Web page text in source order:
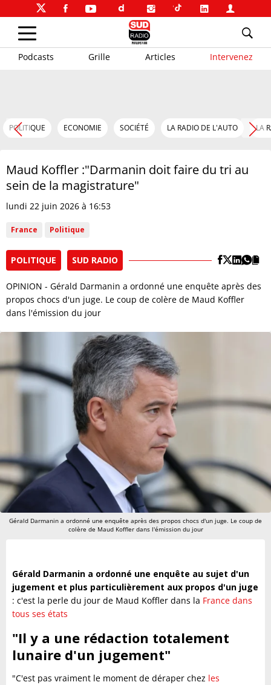
Podcasts Grille Articles Intervenez
POLITIQUE ECONOMIE SOCIÉTÉ LA RADIO DE L'AUTO LA
Maud Koffler :"Darmanin doit faire du tri au
sein de la magistrature"
lundi 22 juin 2026 à 16:53
France Politique
POLITIQUE SUD RADIO
OPINION - Gérald Darmanin a ordonné une enquête après des
propos chocs d'un juge. Le coup de colère de Maud Koffler
dans l'émission du jour
Gérald Darmanin a ordonné une enquête après des propos chocs d'un juge. Le coup de
colère de Maud Koffler dans l'émission du jour
Gérald Darmanin a ordonné une enquête au sujet d'un
jugement et plus particulièrement aux propos d'un juge
: c'est la perle du jour de Maud Koffler dans la France dans
tous ses états
"Il y a une rédaction totalement
lunaire d'un jugement"
"C'est pas vraiment le moment de déraper chez les